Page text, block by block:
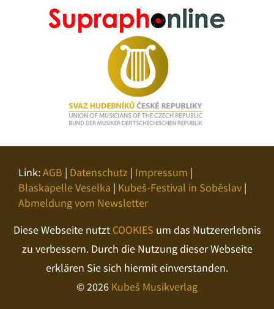
Link:AGB | Datenschutz | Impressum |
Blaskapelle Veselka | Kubeš-Festival in Soběslav |
Abmeldung vom Newsletter
Diese Webseite nutzt COOKIES um das Nutzererlebnis
zu verbessern. Durch die Nutzung dieser Webseite
erklären Sie sich hiermit einverstanden.
© 2026 Kubeš Musikverlag